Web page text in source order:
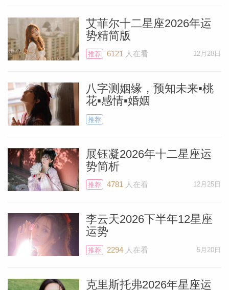
来帮助头脑放空。规律运动：火星是你的传
统守护星，它在土象...[阅读全文]
你的健康在本月将充满活力，但需要注意管
理压力和炎症。活力与能量：太阳在命宫为
的运动计划、进行户外探索或提升身体素质
的好时机。你的身体复原能力也会增强。警
惕过度透支：火星在财富宫可能让你为了工
静电鱼 摩羯座2026年1月运势
火星进入命宫将直接影响你的身体健康和能
艾菲尔十二星座2026年运
势精简版
推荐 6121 人在看 12月28日
八字测姻缘，预知未来▪桃
花▪感情▪婚姻
推荐
展钰凝2026年十二星座运
势简析
推荐 4781人在看 12月25日
李云天2026下半年12星座
运势
推荐 2294人在看 5月20日
克里斯托弗2026年星座运